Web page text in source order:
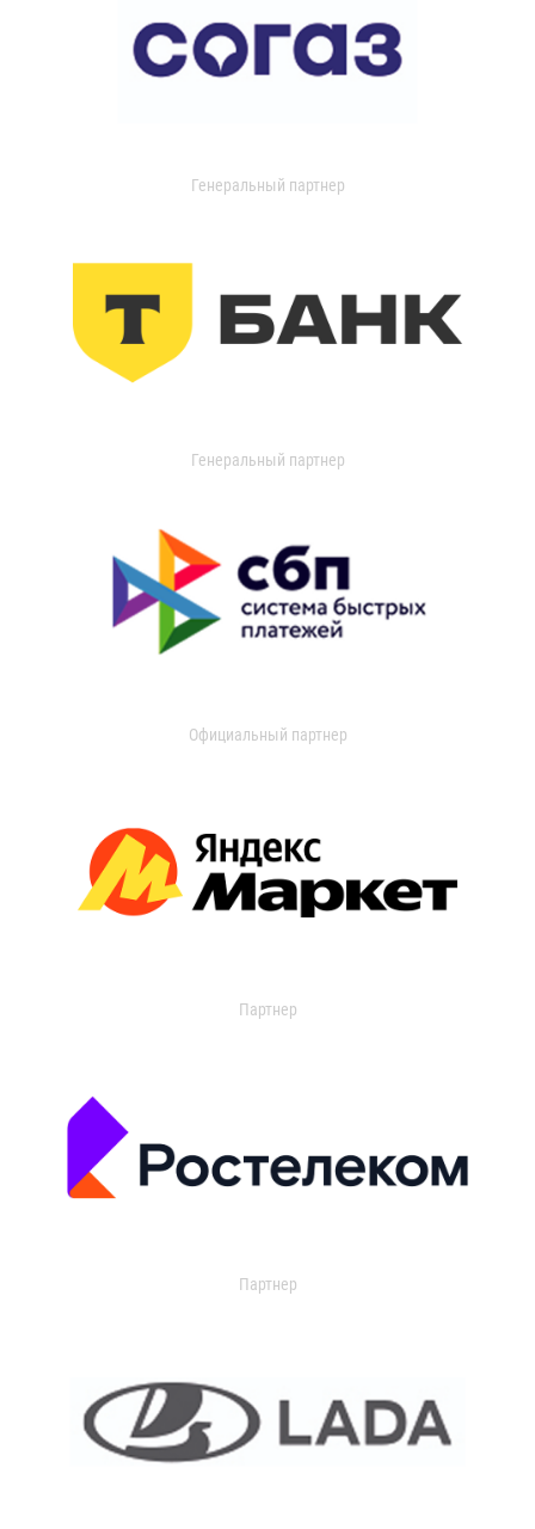
Генеральный партнер
Генеральный партнер
Официальный партнер
Партнер
Партнер